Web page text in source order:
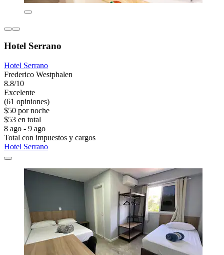
Hotel Serrano
Hotel Serrano
Frederico Westphalen
8.8/10
Excelente
(61 opiniones)
$50 por noche
$53 en total
8 ago - 9 ago
Total con impuestos y cargos
Hotel Serrano